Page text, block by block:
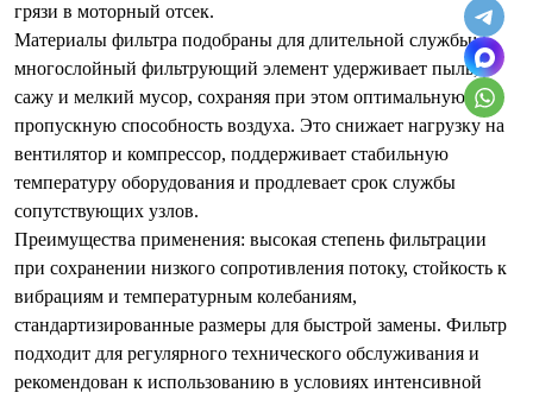
грязи в моторный отсек.
Материалы фильтра подобраны для длительной службы:
многослойный фильтрующий элемент удерживает пыль,
сажу и мелкий мусор, сохраняя при этом оптимальную
пропускную способность воздуха. Это снижает нагрузку на
вентилятор и компрессор, поддерживает стабильную
температуру оборудования и продлевает срок службы
сопутствующих узлов.
Преимущества применения: высокая степень фильтрации
при сохранении низкого сопротивления потоку, стойкость к
вибрациям и температурным колебаниям,
стандартизированные размеры для быстрой замены. Фильтр
подходит для регулярного технического обслуживания и
рекомендован к использованию в условиях интенсивной